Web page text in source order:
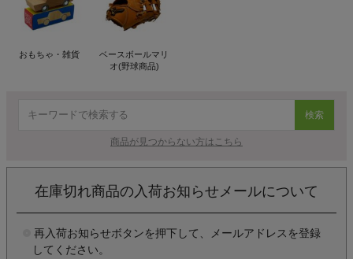
おもちゃ・雑貨
ベースボールマリ
オ(野球商品)
検索
商品が見つからない方はこちら
在庫切れ商品の入荷お知らせメールについて
再入荷お知らせボタンを押下して、メールアドレスを登録
してください。